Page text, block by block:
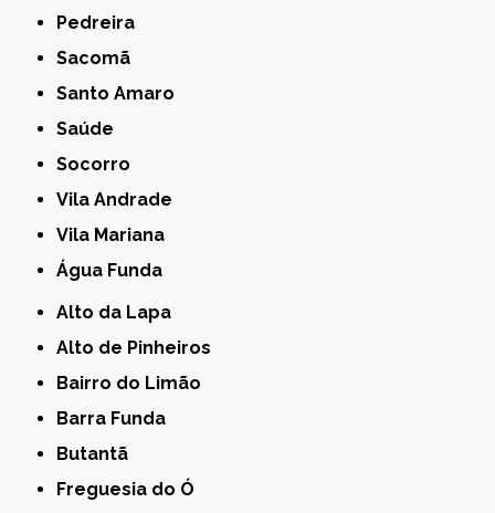
Pedreira
Sacomã
Santo Amaro
Saúde
Socorro
Vila Andrade
Vila Mariana
Água Funda
Alto da Lapa
Alto de Pinheiros
Bairro do Limão
Barra Funda
Butantã
Freguesia do Ó